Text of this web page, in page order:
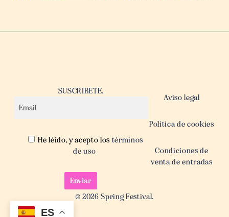
SUSCRIBETE.
He léido, y acepto los términos
de uso
Aviso legal
Política de cookies
Condiciones de
venta de entradas
© 2026 Spring Festival.
ES